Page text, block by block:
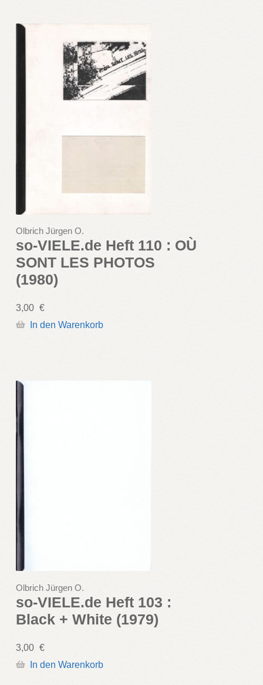
Olbrich Jürgen O.
so-VIELE.de Heft 110 : OÙ
SONT LES PHOTOS
(1980)
3,00 €
In den Warenkorb
Olbrich Jürgen O.
so-VIELE.de Heft 103 :
Black + White (1979)
3,00 €
In den Warenkorb